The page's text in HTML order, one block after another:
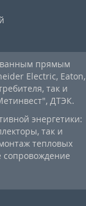
прямым
Electric, Eaton,
так и
ДТЭК.
энергетики:
так и
тепловых
сопровождение